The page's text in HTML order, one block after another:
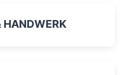
HANDWERK